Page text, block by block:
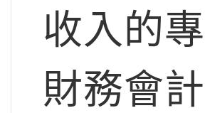
收入的
財務會